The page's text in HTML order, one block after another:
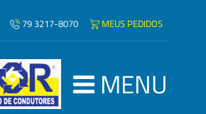
79 3217-8070 MEUS PEDIDOS
MENU